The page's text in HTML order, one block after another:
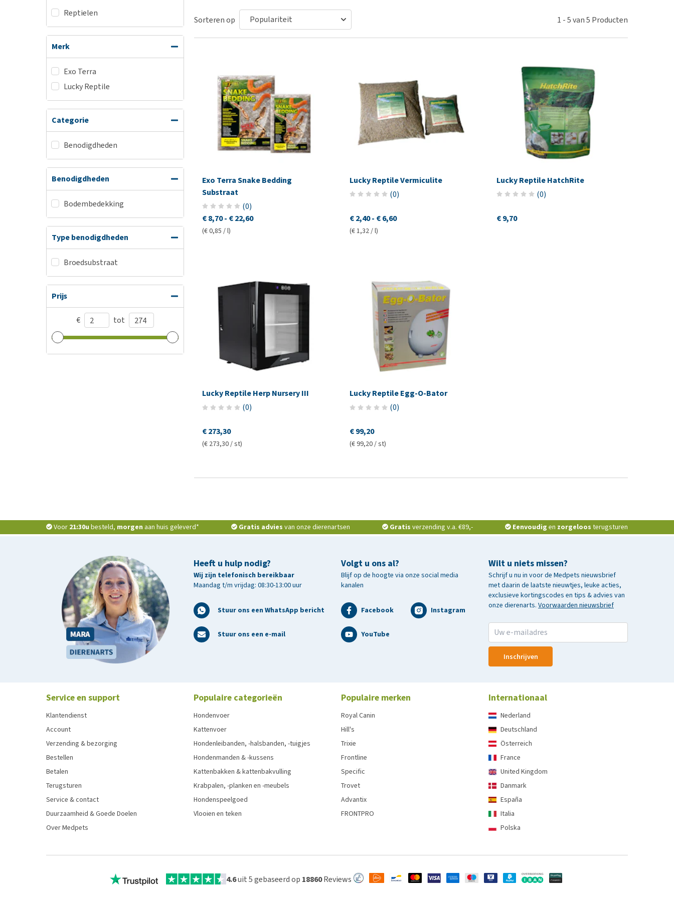
Biologisch hondenvoer
Vegan hondenvoer
Snacks
Bench
Reptielen
Merk
Exo Terra
Lucky Reptile
Categorie
Benodigdheden
Benodigdheden
Bodembedekking
Type benodigdheden
Broedsubstraat
Prijs
€ tot
Sorteren op 1 -5van5 Producten
Exo Terra Snake Bedding
Substraat
(0)
€ 8,70- € 22,60
(€ 0,85 / l)
Lucky Reptile Vermiculite
(0)
€ 2,40 - € 6,60
(€ 1,32 / l)
Lucky Reptile HatchRite
(0)
€ 9,70
Lucky Reptile Herp Nursery III
(0)
€ 273,30
(€ 273,30 / st)
Lucky Reptile Egg-O-Bator
(0)
€ 99,20
(€ 99,20 / st)
Voor 21:30u besteld, morgen aan huis geleverd* Gratis advies van onze dierenartsen Gratis verzending v.a. €89,- Eenvoudig en zorgeloos terugsturen
Heeft u hulp nodig?
Wij zijn telefonisch bereikbaar
Maandag t/m vrijdag: 08:30-13:00 uur
Stuur ons een WhatsApp bericht
Stuur ons een e-mail
Wilt u niets missen?
Schrijf u nu in voor de Medpets nieuwsbrief
met daarin de laatste nieuwtjes, leuke acties,
exclusieve kortingscodes en tips & advies van
onze dierenarts. Voorwaarden nieuwsbrief
Inschrijven
Volgt u ons al?
Blijf op de hoogte via onze social media
kanalen
Facebook Instagram
YouTube
Service en support
Klantendienst
Account
Verzending & bezorging
Bestellen
Betalen
Terugsturen
Service & contact
Duurzaamheid & Goede Doelen
Over Medpets
Populaire categorieën
Hondenvoer
Kattenvoer
Hondenleibanden, -halsbanden, -tuigjes
Hondenmanden & -kussens
Kattenbakken & kattenbakvulling
Krabpalen, -planken en -meubels
Hondenspeelgoed
Vlooien en teken
Populaire merken
Royal Canin
Hill's
Trixie
Frontline
Specific
Trovet
Advantix
FRONTPRO
Internationaal
Nederland
Deutschland
Österreich
France
United Kingdom
Danmark
España
Italia
Polska
4.6uit 5 gebaseerd op 18860 Reviews